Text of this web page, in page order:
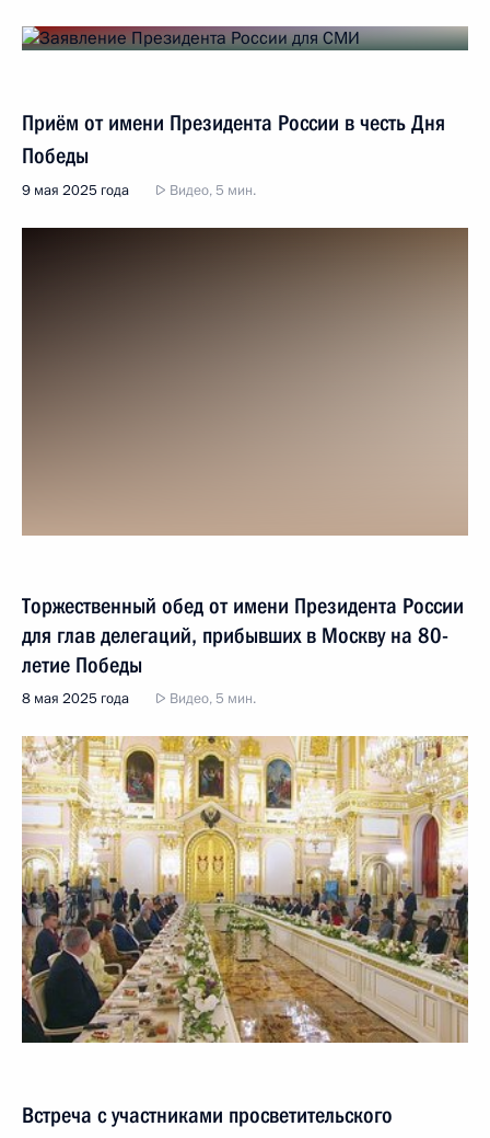
Приём от имени Президента России в честь Дня
Победы
9 мая 2025 года Видео, 5 мин.
Торжественный обед от имени Президента России
для глав делегаций, прибывших в Москву на 80-
летие Победы
8 мая 2025 года Видео, 5 мин.
Встреча с участниками просветительского